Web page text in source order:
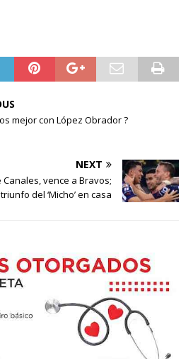
mejor con López Obrador ?
NEXT
vence a Bravos;
del ‘Micho’ en casa